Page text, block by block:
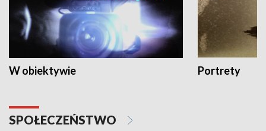
W obiektywie Portrety
SPOŁECZEŃSTWO